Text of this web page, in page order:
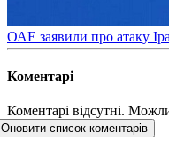
​ОАЕ заявили про атаку
Коментарі
Коментарі відсутні.
Оновити список коментарів